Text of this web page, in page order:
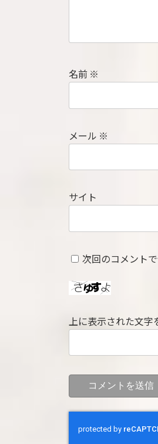
名前 ※
メール ※
サイト
次回のコメント
上に表示された文字